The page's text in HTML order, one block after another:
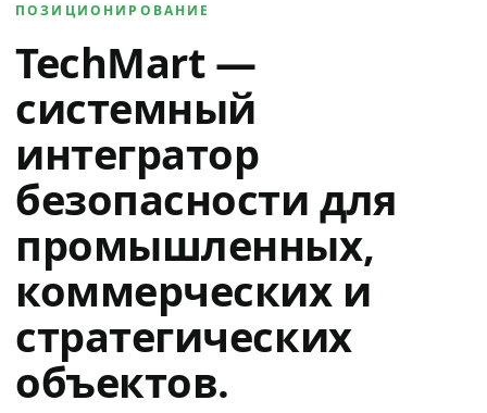
ПОЗИЦИОНИРОВАНИЕ
TechMart —
системный
интегратор
безопасности для
промышленных,
коммерческих и
стратегических
объектов.